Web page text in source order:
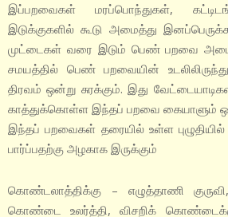
இப்பறவைகள் மரப்பொந்துகள்,
இடுக்குகளில் கூடு அமைத்து
முட்டைகள் வரை இடும் பெண் பறவை
சமயத்தில் பெண் பறவையின்
திரவம் ஒன்று சுரக்கும். இது
காத்துக்கொள்ள இந்தப் பறவை கையாளும்
இந்தப் பறவைகள் தரையில் உள்ள
பார்ப்பதற்கு அழகாக இருக்கும்
கொண்டலாத்திக்கு – எழுத்தாணி
கொண்டை உலர்த்தி, விசறிக்